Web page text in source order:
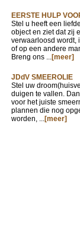
EERSTE HULP
Stel u heeft een
object en ziet dat zij
verwaarloosd wordt,
of op een andere
Breng ons ...[meer]
JDdV SMEEROLIE
Stel uw
duigen te vallen.
voor het juiste
plannen die nog
worden, ...[meer]